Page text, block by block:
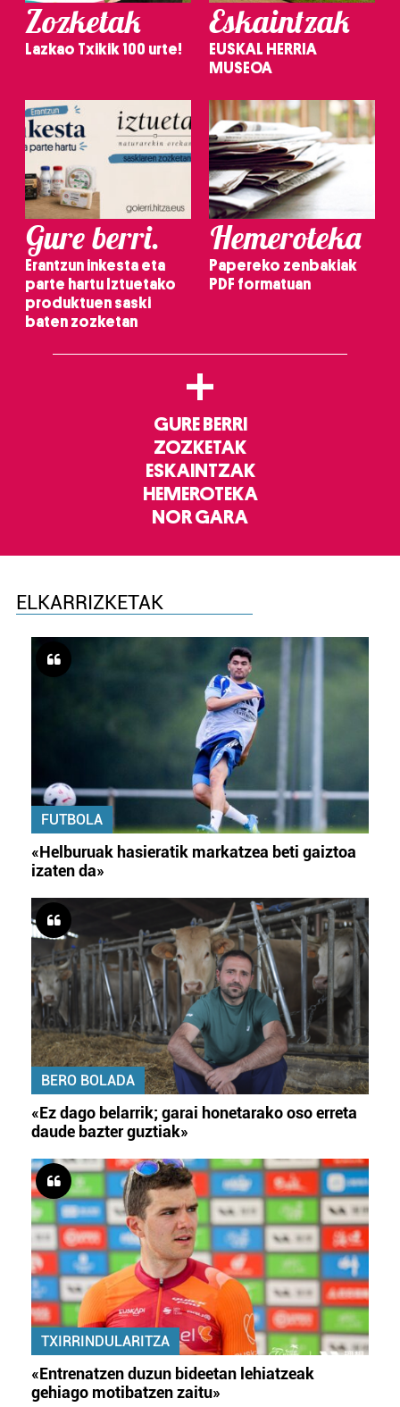
Zozketak
Lazkao Txikik 100 urte!
Eskaintzak
EUSKAL HERRIA
MUSEOA
Gure berri.
Erantzun inkesta eta
parte hartu Iztuetako
produktuen saski
baten zozketan
Hemeroteka
Papereko zenbakiak
PDF formatuan
+
GURE BERRI
ZOZKETAK
ESKAINTZAK
HEMEROTEKA
NOR GARA
ELKARRIZKETAK
FUTBOLA
«Helburuak hasieratik markatzea beti gaiztoa
izaten da»
BERO BOLADA
«Ez dago belarrik; garai honetarako oso erreta
daude bazter guztiak»
TXIRRINDULARITZA
«Entrenatzen duzun bideetan lehiatzeak
gehiago motibatzen zaitu»